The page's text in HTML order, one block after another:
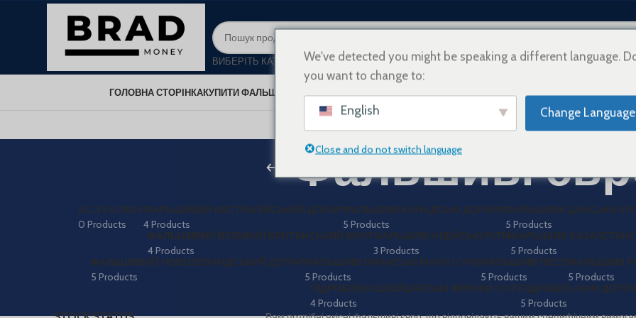
ВИБЕРІТЬ КАТЕГОРІЮ
ГОЛОВНА СТОРІНКАКУПИТИ ФАЛЬШИВІ ГРОШІ
Фальшиві
ACCESSORIES
0 Products
ФАЛЬШИВИЙ АВСТРАЛІЙСЬКИЙ ДОЛАР
4 Products
ФАЛЬШИВІ КАНАДСЬКІ ДОЛАРИ
5 Products
ФАЛЬШИВА ДАНСЬКА
5 Products
ФАЛЬШИВИЙ ВЕЛИКИЙ БРИТАНСЬКИЙ ФУНТ
4 Products
ФАЛЬШИВІ ІНДІЙСЬКІ РУПІЇ
3 Products
ФАЛЬШИВІ
5 Products
ФАЛЬШИВИЙ НОВОЗЕЛАНДСЬКИЙ ДОЛАР
5 Products
ФАЛЬШИВІ ОМАНСЬКІ РІАЛИ (OMR)
5 Products
ФАЛЬШИВІ ПЕСО
5 Products
ФАЛЬШИВІ
5 Products
ПІДРОБЛЕНІ ШВЕЙЦАРСЬКІ ФРАНКИ (CHF)
4 Products
ПІДРОБІТЬ НАМ
5 Products
We've detected you might be speaking a different language.
you want to change to:
English Change Language
Close and do not switch language